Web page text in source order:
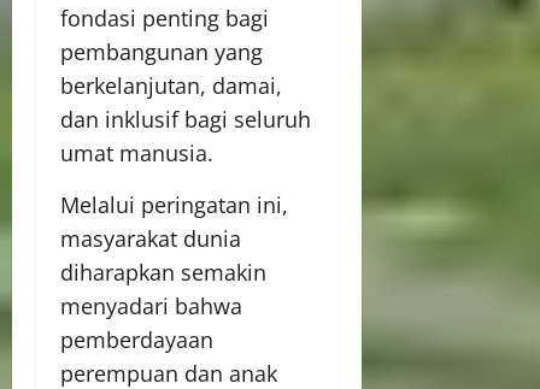
fondasi penting bagi
pembangunan yang
berkelanjutan, damai,
dan inklusif bagi seluruh
umat manusia.
Melalui peringatan ini,
masyarakat dunia
diharapkan semakin
menyadari bahwa
pemberdayaan
perempuan dan anak